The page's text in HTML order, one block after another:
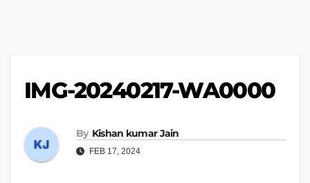
IMG-20240217-WA0000
By Kishan kumar Jain
FEB 17, 2024